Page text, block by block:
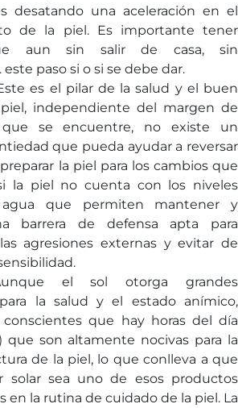
desatando una aceleración en el
de la piel. Es importante tener
aun sin salir de casa, sin
paso si o si se debe dar.
es el pilar de la salud y el buen
independiente del margen de
se encuentre, no existe un
que pueda ayudar a reversar
la piel para los cambios que
la piel no cuenta con los niveles
que permiten mantener y
barrera de defensa apta para
agresiones externas y evitar de
el sol otorga grandes
la salud y el estado anímico,
que hay horas del día
que son altamente nocivas para la
de la piel, lo que conlleva a que
solar sea uno de esos productos
en la rutina de cuidado de la piel. La